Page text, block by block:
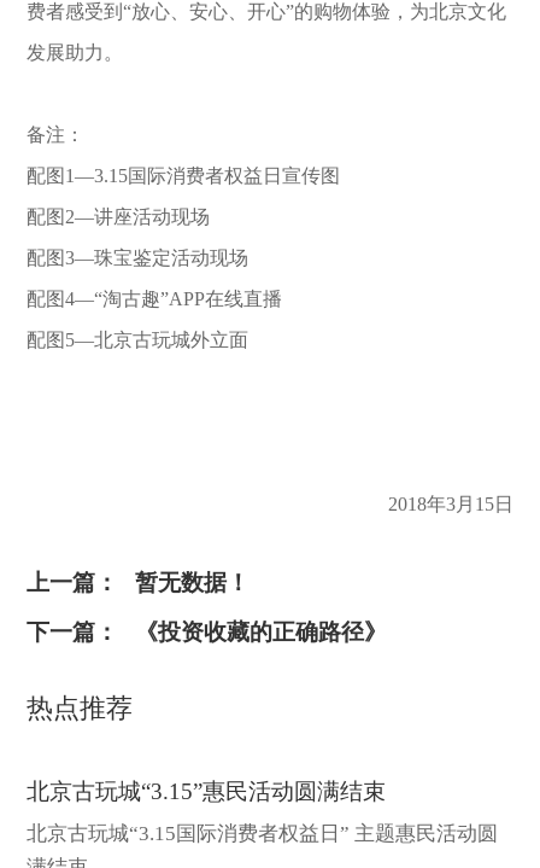
费者感受到“放心、安心、开心”的购物体验，为北京文化
发展助力。
备注：
配图1—3.15国际消费者权益日宣传图
配图2—讲座活动现场
配图3—珠宝鉴定活动现场
配图4—“淘古趣”APP在线直播
配图5—北京古玩城外立面
2018年3月15日
上一篇：
暂无数据！
下一篇：
《投资收藏的正确路径》
热点推荐
北京古玩城“3.15”惠民活动圆满结束
北京古玩城“3.15国际消费者权益日” 主题惠民活动圆